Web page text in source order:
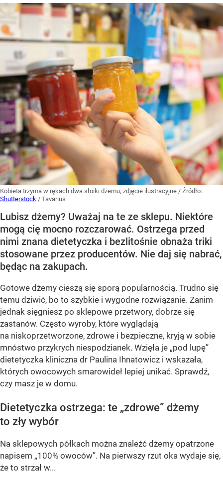
Kobieta trzyma w rękach dwa słoiki dżemu, zdjęcie ilustracyjne / Źródło:
Shutterstock / Tavarius
Lubisz dżemy? Uważaj na te ze sklepu. Niektóre
mogą cię mocno rozczarować. Ostrzega przed
nimi znana dietetyczka i bezlitośnie obnaża triki
stosowane przez producentów. Nie daj się nabrać,
będąc na zakupach.
Gotowe dżemy cieszą się sporą popularnością. Trudno się
temu dziwić, bo to szybkie i wygodne rozwiązanie. Zanim
jednak sięgniesz po sklepowe przetwory, dobrze się
zastanów. Często wyroby, które wyglądają
na niskoprzetworzone, zdrowe i bezpieczne, kryją w sobie
mnóstwo przykrych niespodzianek. Wzięła je „pod lupę”
dietetyczka kliniczna dr Paulina Ihnatowicz i wskazała,
których owocowych smarowideł lepiej unikać. Sprawdź,
czy masz je w domu.
Dietetyczka ostrzega: te „zdrowe” dżemy
to zły wybór
Na sklepowych półkach można znaleźć dżemy opatrzone
napisem „100% owoców”. Na pierwszy rzut oka wydaje się,
że to strzał w...